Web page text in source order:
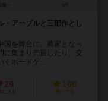
・アーブルと三部作とし
国を舞台に、農家となっ
集まり売買したり、交
くボードゲ...
29
に入り
169
持ってる